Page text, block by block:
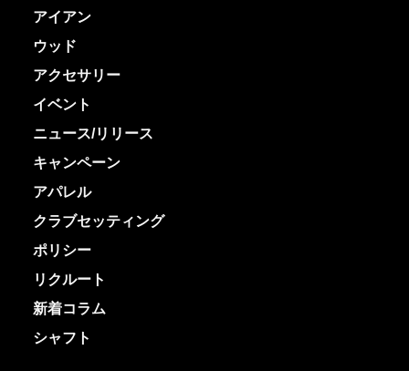
アイアン
ウッド
アクセサリー
イベント
ニュース/リリース
キャンペーン
アパレル
クラブセッティング
ポリシー
リクルート
新着コラム
シャフト